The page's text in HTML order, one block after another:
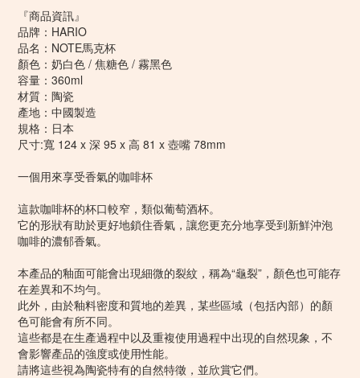
『商品資訊』
品牌：HARIO
品名：NOTE馬克杯
顏色：奶白色 / 焦糖色 / 霧黑色
容量：360ml
材質：陶瓷
產地：中國製造
規格：日本
尺寸:寬 124 x 深 95 x 高 81 x 壺嘴 78mm
一個用來享受香氣的咖啡杯
這款咖啡杯的杯口較窄，類似葡萄酒杯。
它的形狀有助於更好地鎖住香氣，讓您更充分地享受到新鮮沖泡
咖啡的濃郁香氣。
本產品的釉面可能會出現細微的裂紋，稱為“龜裂”，顏色也可能存
在差異和不均勻。
此外，由於釉料密度和質地的差異，某些區域（包括內部）的顏
色可能會有所不同。
這些都是在生產過程中以及重複使用過程中出現的自然現象，不
會影響產品的強度或使用性能。
請將這些視為陶瓷特有的自然特徵，並欣賞它們。